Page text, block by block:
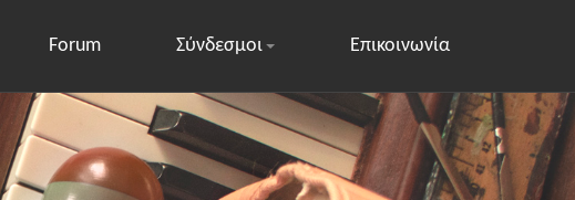
Forum Σύνδεσμοι Επικοινωνία